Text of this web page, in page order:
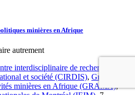
minières en Afrique
autrement
interdisciplinaire de recherche en
et société (CIRDIS), Groupe de
minières en Afrique (GRAMA),